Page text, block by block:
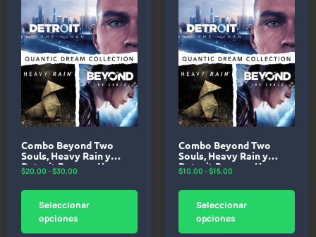
Combo Beyond Two
Souls, Heavy Rain y
Detroit Become Human –
PlayStation 4
$20,00 -$30,00
Seleccionar
opciones
Combo Beyond Two
Souls, Heavy Rain y
Detroit Become Human –
PlayStation 5
$10,00 -$15,00
Seleccionar
opciones